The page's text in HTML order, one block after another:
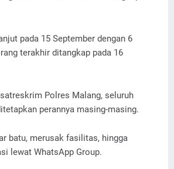
pada 15 September dengan 6
terakhir ditangkap pada 16
Polres Malang, seluruh
perannya masing-masing.
batu, merusak fasilitas, hingga
lewat WhatsApp Group.